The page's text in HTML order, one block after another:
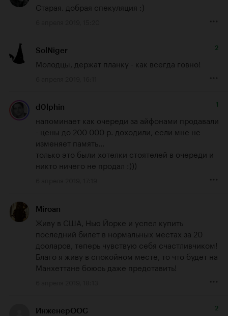
Старая. добрая спекуляция :)
SolNiger 2
Молодцы, держат планку - как всегда говно!
d0lphin 1
напоминает как очереди за айфонами продавали
- цены до 200 000 р. доходили, если мне не
изменяет память...
только это были хотелки стоятелей в очереди и
никто ничего не продал :)))
Miroan
Живу в США, Нью Йорке и успел купить
последний билет в нормальных местах за 20
дооларов, теперь чувствую себя счастливчиком!
Благо я живу в спокойном месте, то что будет на
Манхеттане боюсь даже представить!
ИнженерООС 2